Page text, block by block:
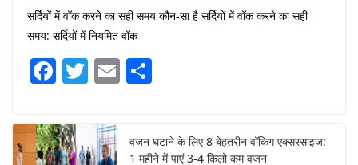
सर्दियों में वॉक करने का सही समय कौन-सा है सर्दियों में वॉक करने का सही
समय: सर्दियों में नियमित वॉक
F
a
c
e
T
w
itt
er
E
m
e
वजन घटाने के लिए 8 बेहतरीन वॉकिंग एक्सरसाइज:
1 महीने में पाएं 3-4 किलो कम वजन